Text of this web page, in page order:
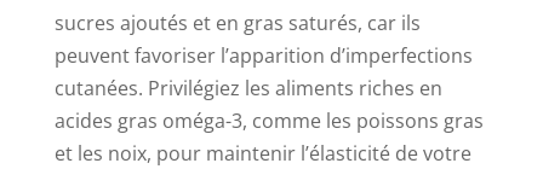
sucres ajoutés et en gras saturés, car ils
peuvent favoriser l’apparition d’imperfections
cutanées. Privilégiez les aliments riches en
acides gras oméga-3, comme les poissons gras
et les noix, pour maintenir l’élasticité de votre